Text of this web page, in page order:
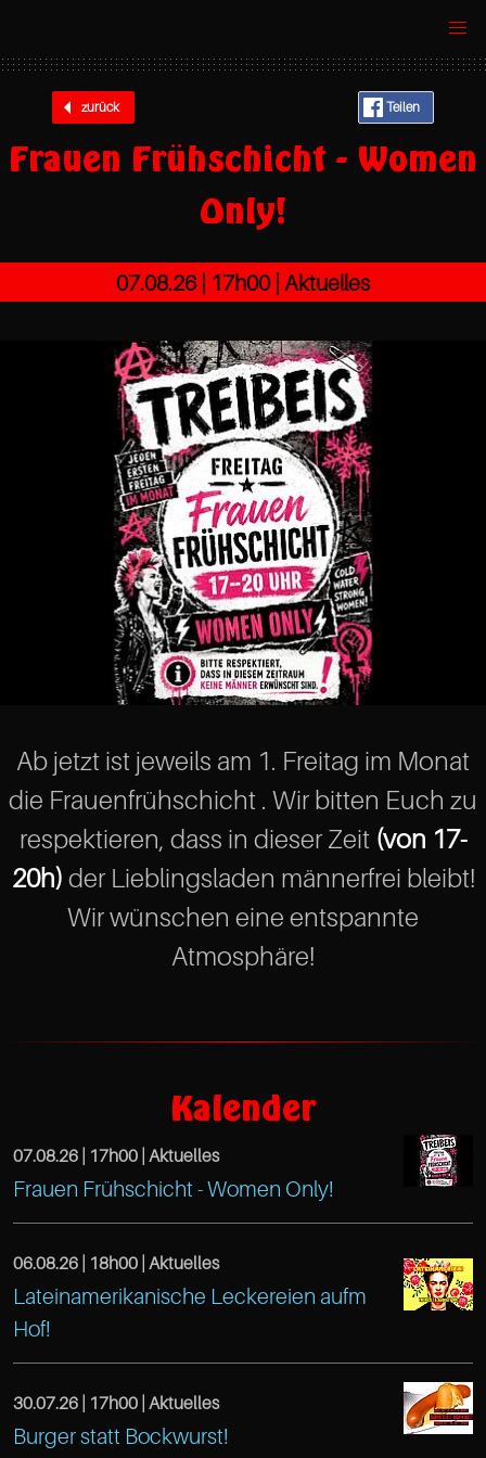
zurück Teilen
Frauen Frühschicht - Women
Only!
07.08.26 | 17h00 | Aktuelles
Ab jetzt ist jeweils am 1. Freitag im Monat
die Frauenfrühschicht . Wir bitten Euch zu
respektieren, dass in dieser Zeit (von 17-
20h) der Lieblingsladen männerfrei bleibt!
Wir wünschen eine entspannte
Atmosphäre!
https://www.facebook.com/
Altona
Hamburg
22765
Hamburg
DE
Kalender
07.08.26 | 17h00 | Aktuelles
Frauen Frühschicht - Women Only!
https://www.facebook.com/
Café
Treibeis
Altona
Hamburg
06.08.26 | 18h00 | Aktuelles
Lateinamerikanische Leckereien aufm
Hof!
https://www.facebook.com/
Treibeis
Altona
30.07.26 | 17h00 | Aktuelles
Burger statt Bockwurst!
https://www.facebook.com/